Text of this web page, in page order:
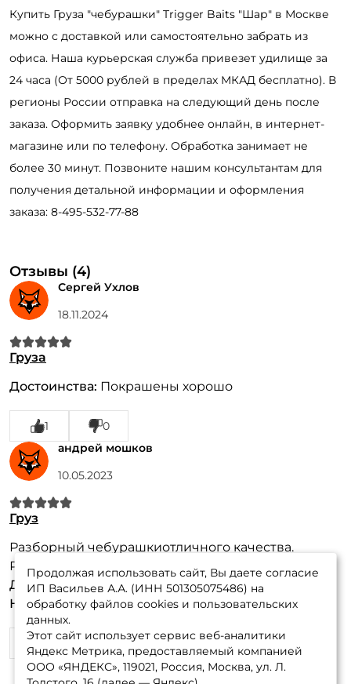
Купить Груза "чебурашки" Trigger Baits "Шар" в Москве
можно с доставкой или самостоятельно забрать из
офиса. Наша курьерская служба привезет удилище за
24 часа (От 5000 рублей в пределах МКАД бесплатно). В
регионы России отправка на следующий день после
заказа. Оформить заявку удобнее онлайн, в интернет-
магазине или по телефону. Обработка занимает не
более 30 минут. Позвоните нашим консультантам для
получения детальной информации и оформления
заказа: 8-495-532-77-88
Отзывы (4)
Сергей Ухлов
18.11.2024
Груза
Достоинства: Покрашены хорошо
1
0
андрей мошков
10.05.2023
Груз
Разборный чебурашкиотличного качества.
Рекомендую
Достоинства:Все красиво
Недостатки: Нет
0 0
Продолжая использовать сайт, Вы даете согласие
ИП Васильев А.А. (ИНН 501305075486) на
обработку файлов cookies и пользовательских
данных.
Этот сайт использует сервис веб-аналитики
Яндекс Метрика, предоставляемый компанией
ООО «ЯНДЕКС», 119021, Россия, Москва, ул. Л.